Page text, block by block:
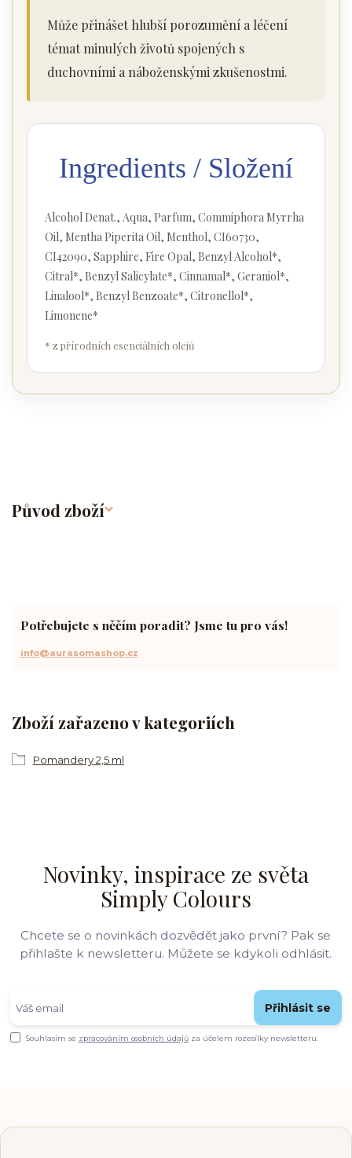
Může přinášet hlubší porozumění a léčení
témat minulých životů spojených s
duchovními a náboženskými zkušenostmi.
Ingredients / Složení
Alcohol Denat., Aqua, Parfum, Commiphora Myrrha
Oil, Mentha Piperita Oil, Menthol, CI60730,
CI42090, Sapphire, Fire Opal, Benzyl Alcohol*,
Citral*, Benzyl Salicylate*, Cinnamal*, Geraniol*,
Linalool*, Benzyl Benzoate*, Citronellol*,
Limonene*
* z přírodních esenciálních olejů
Původ zboží
Zboží zařazeno v kategoriích
Pomandery 2,5 ml
Potřebujete s něčím poradit? Jsme tu pro vás!
info@aurasomashop.cz
Novinky, inspirace ze světa
Simply Colours
Chcete se o novinkách dozvědět jako první? Pak se
přihlašte k newsletteru. Můžete se kdykoli odhlásit.
Přihlásit se
Souhlasím se zpracováním osobních údajů za účelem rozesílky newsletteru.